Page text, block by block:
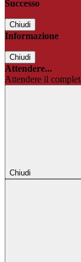
Successo
Chiudi
Informazione
Chiudi
Attendere...
Attendere il
Chiudi